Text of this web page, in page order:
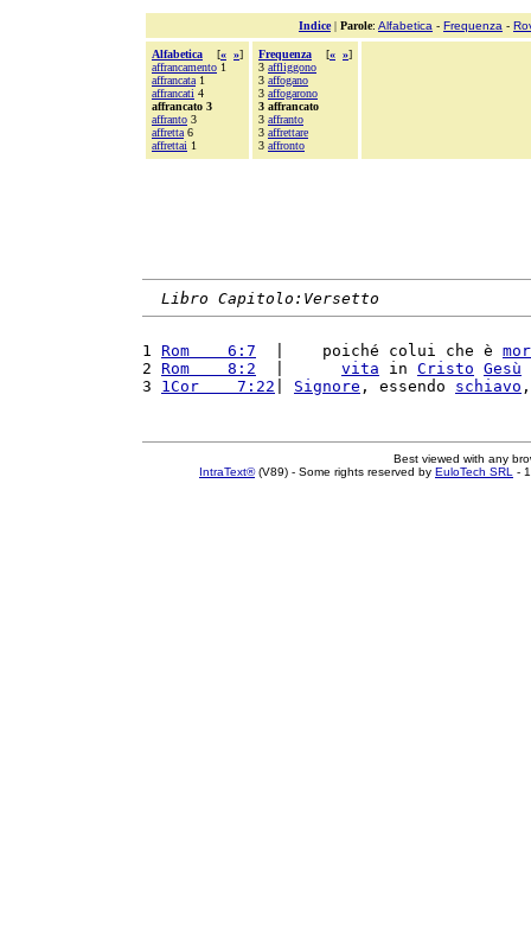
Indice| Parole: Alfabetica - Frequenza -
Alfabetica [« »]
affrancamento 1
affrancata 1
affrancati 4
affrancato 3
affranto 3
affretta 6
affrettai 1
Frequenza [« »]
3 affliggono
3 affogano
3 affogarono
3 affrancato
3 affranto
3 affrettare
3 affronto
Libro Capitolo:Versetto
1 Rom    6:7
  |    poiché colui che è
2 Rom    8:2 vita in Cristo Gesù
3 1Cor    7:22 Signore , essendo schiavo
Best viewed with any
IntraText®(V89) - Some rights reserved by EuloTech SRL -